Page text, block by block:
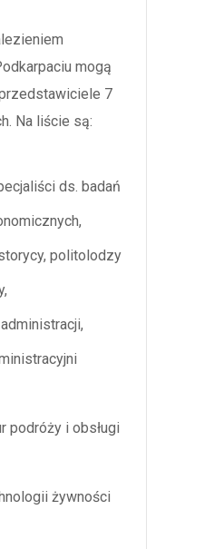
mogą
7
Na liście są:
ds. badań
politolodzy
podróży i obsługi
żywności